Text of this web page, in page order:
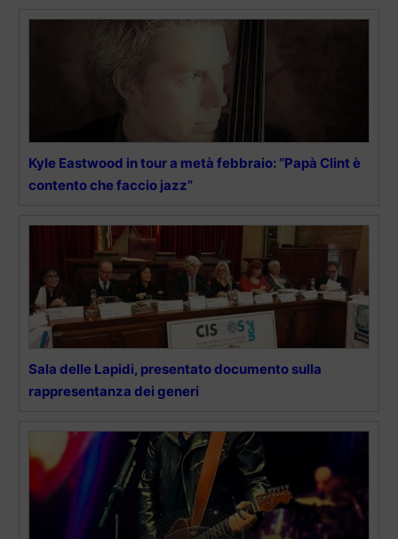
Kyle Eastwood in tour a metà febbraio: “Papà Clint è
contento che faccio jazz”
Sala delle Lapidi, presentato documento sulla
rappresentanza dei generi